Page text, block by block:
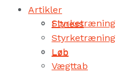
Styrketræning
Løb
Artikler
Fitness
Styrketræning
Løb
Vægttab